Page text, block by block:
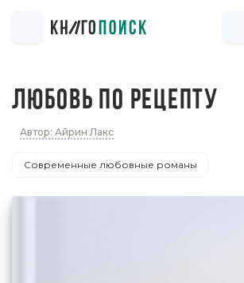
ЛЮБОВЬ ПО РЕЦЕПТУ
Автор: Айрин Лакс
Современные любовные романы